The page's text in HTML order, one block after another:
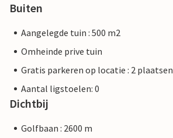
Buiten
Aangelegde tuin : 500 m2
Omheinde prive tuin
Gratis parkeren op locatie : 2 plaatsen
Aantal ligstoelen: 0
Dichtbij
Golfbaan : 2600 m